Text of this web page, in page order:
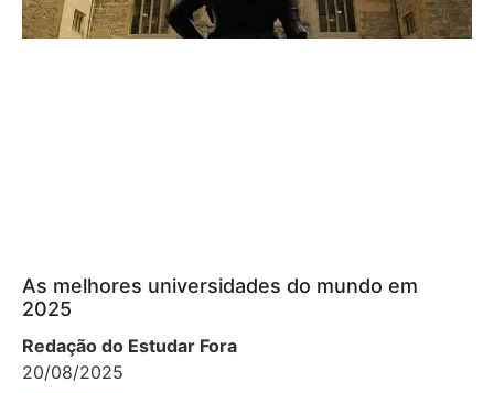
As melhores universidades do mundo em
2025
Redação do Estudar Fora
20/08/2025